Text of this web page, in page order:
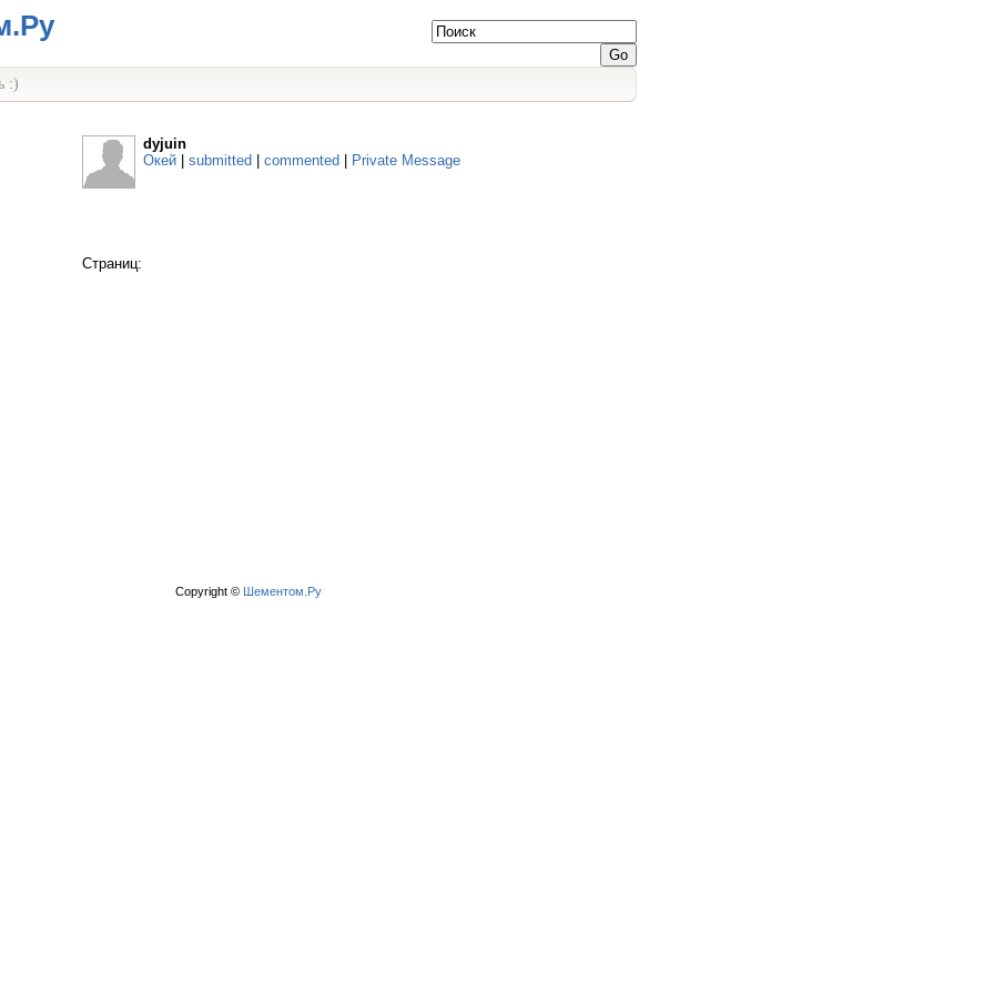
:)
dyjuin
Окей
submitted commented Private Message
Страниц:
Copyright © Шементом.Ру